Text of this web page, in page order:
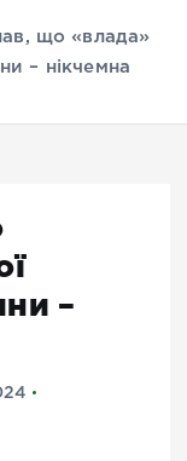
що «влада»
– нікчемна
–